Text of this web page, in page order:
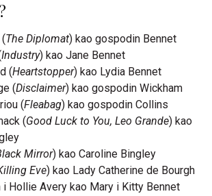
The Diplomat) kao gospodin Bennet
Industry) kao Jane Bennet
(Heartstopper) kao Lydia Bennet
(Disclaimer) kao gospodin Wickham
(Fleabag) kao gospodin Collins
(Good Luck to You, Leo Grande) kao
Mirror) kao Caroline Bingley
Eve) kao Lady Catherine de Bourgh
i Hollie Avery kao Mary i Kitty Bennet